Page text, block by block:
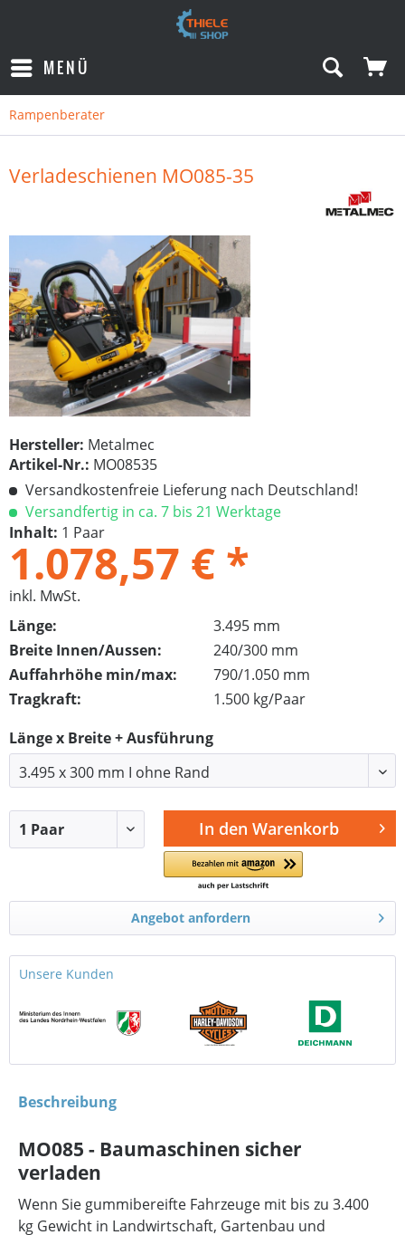
MENÜ
Rampenberater
Verladeschienen MO085-35
Hersteller: Metalmec
Artikel-Nr.: MO08535
Versandkostenfreie Lieferung nach Deutschland!
Versandfertig in ca. 7 bis 21 Werktage
Inhalt: 1 Paar
1.078,57 € *
inkl. MwSt.
Länge:
3.495 mm
Breite Innen/Aussen:
240/300 mm
Auffahrhöhe min/max:
790/1.050 mm
Tragkraft:
1.500 kg/Paar
Länge x Breite + Ausführung
In den Warenkorb
Angebot anfordern
Unsere Kunden
Beschreibung
MO085 - Baumaschinen sicher
verladen
Wenn Sie gummibereifte Fahrzeuge mit bis zu 3.400
kg Gewicht in Landwirtschaft, Gartenbau und